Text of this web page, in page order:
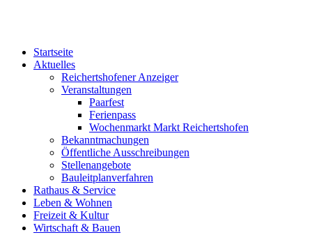
Startseite
Aktuelles
Reichertshofener Anzeiger
Veranstaltungen
Paarfest
Ferienpass
Wochenmarkt Markt Reichertshofen
Bekanntmachungen
Öffentliche Ausschreibungen
Stellenangebote
Bauleitplanverfahren
Rathaus & Service
Leben & Wohnen
Freizeit & Kultur
Wirtschaft & Bauen